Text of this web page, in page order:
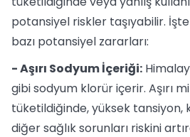
potansiyel riskler taşıyabilir.
bazı potansiyel zararları:
- Aşırı Sodyum İçeriği:
gibi sodyum klorür içerir. Aşırı
tüketildiğinde, yüksek tansiyon,
diğer sağlık sorunları riskini